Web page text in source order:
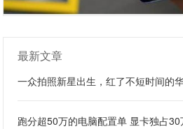
最新文章
一众拍照新星出生，红了不短时间的
跑分超50万的电脑配置单 显卡独占30